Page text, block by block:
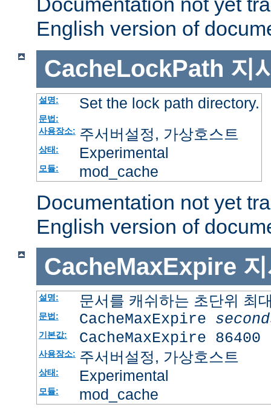
English version of
CacheLockPath 지
설명: Set the lock path directory.
문법:
사용장소: 주서버설정, 가상호스트
상태: Experimental
모듈: mod_cache
Documentation not yet
English version of
CacheMaxExpire
설명: 문서를 캐쉬하는 초단위 최
문법: CacheMaxExpire
기본값: CacheMaxExpire 86400
사용장소: 주서버설정, 가상호스트
상태: Experimental
모듈: mod_cache